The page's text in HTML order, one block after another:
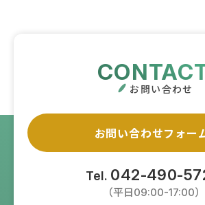
お問い合わせ
お問い合わせフォー
Tel. 042-490-
（平日09:00-17:00）